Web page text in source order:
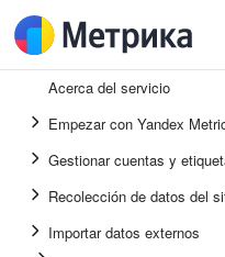
Acerca del servicio
Empezar con Yandex
Gestionar cuentas y
Recolección de datos del
Importar datos externos